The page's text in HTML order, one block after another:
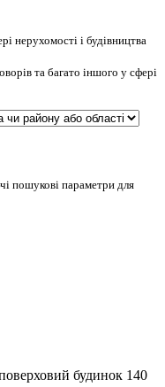
нерухомості і будівництва
та багато іншого у сфері
пошукові параметри для
будинок 140